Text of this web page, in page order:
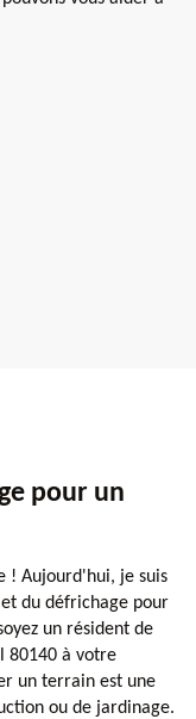
pour un
! Aujourd'hui, je suis
du défrichage pour
un résident de
80140 à votre
un terrain est une
ou de jardinage.